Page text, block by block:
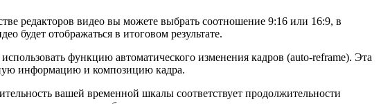
редакторов видео вы можете выбрать соотношение 9:16 или 16:9, в
будет отображаться в итоговом результате.
функцию автоматического изменения кадров (auto-reframe). Эта
информацию и композицию кадра.
вашей временной шкалы соответствует продолжительности